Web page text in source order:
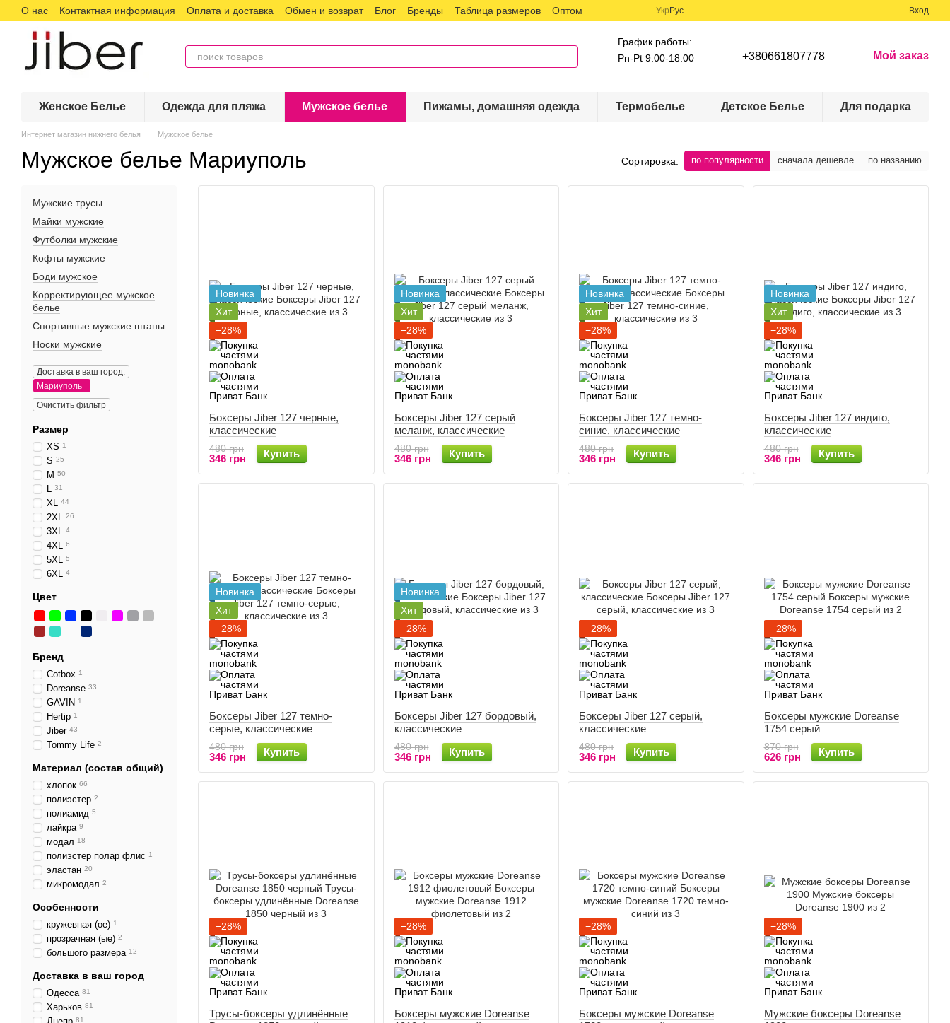
Перейти к основному контенту
О нас Контактная информация Оплата и доставка Обмен и возврат Блог Бренды Таблица размеров Оптом Укр Рус Вход
График работы:
Pn-Pt 9:00-18:00
+380661807778 Мой заказ
Женское Белье Одежда для пляжа Мужское белье Пижамы, домашняя одежда Термобелье Детское Белье Для подарка
Интернет магазин нижнего белья Мужское белье
Мужское белье Мариуполь Сортировка: по популярности сначала дешевле по названию
Новинка
Хит
−28%
Боксеры Jiber 127 черные,
классические
480 грн
346 грн Купить
Новинка
Хит
−28%
Боксеры Jiber 127 серый
меланж, классические
480 грн
346 грн Купить
Новинка
Хит
−28%
Боксеры Jiber 127 темно-
синие, классические
480 грн
346 грн Купить
Новинка
Хит
−28%
Боксеры Jiber 127 индиго,
классические
480 грн
346 грн Купить
Новинка
Хит
−28%
Боксеры Jiber 127 темно-
серые, классические
480 грн
346 грн Купить
Новинка
Хит
−28%
Боксеры Jiber 127 бордовый,
классические
480 грн
346 грн Купить
−28%
Боксеры Jiber 127 серый,
классические
480 грн
346 грн Купить
−28%
Боксеры мужские Doreanse
1754 серый
870 грн
626 грн Купить
−28%
Трусы-боксеры удлинённые
−28%
Боксеры мужские Doreanse
−28%
Боксеры мужские Doreanse
−28%
Мужские боксеры Doreanse
Мужские трусы
Майки мужские
Футболки мужские
Кофты мужские
Боди мужское
Корректирующее мужское
белье
Спортивные мужские штаны
Носки мужские
Доставка в ваш город:
Мариуполь
Очистить фильтр
Размер
XS 1
S 25
M 50
L 31
XL 44
2XL 26
3XL 4
4XL 6
5XL 5
6XL 4
Цвет
Бренд
Cotbox 1
Doreanse 33
GAVIN 1
Hertip 1
Jiber 43
Tommy Life 2
Материал (состав общий)
хлопок 66
полиэстер 2
полиамид 5
лайкра 9
модал 18
полиэстер полар флис 1
эластан 20
микромодал 2
Особенности
кружевная (ое) 1
прозрачная (ые) 2
большого размера 12
Доставка в ваш город
Одесса 81
Харьков 81
81